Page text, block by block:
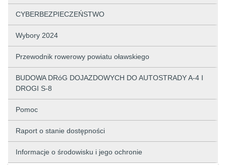
CYBERBEZPIECZEŃSTWO
Wybory 2024
Przewodnik rowerowy powiatu oławskiego
BUDOWA DRóG DOJAZDOWYCH DO AUTOSTRADY A-4 I
DROGI S-8
Pomoc
Raport o stanie dostępności
Informacje o środowisku i jego ochronie